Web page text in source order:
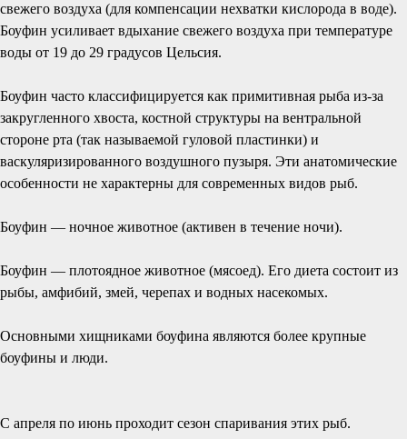
свежего воздуха (для компенсации нехватки кислорода в воде).
Боуфин усиливает вдыхание свежего воздуха при температуре
воды от 19 до 29 градусов Цельсия.
Боуфин часто классифицируется как примитивная рыба из-за
закругленного хвоста, костной структуры на вентральной
стороне рта (так называемой гуловой пластинки) и
васкуляризированного воздушного пузыря. Эти анатомические
особенности не характерны для современных видов рыб.
Боуфин — ночное животное (активен в течение ночи).
Боуфин — плотоядное животное (мясоед). Его диета состоит из
рыбы, амфибий, змей, черепах и водных насекомых.
Основными хищниками боуфина являются более крупные
боуфины и люди.
С апреля по июнь проходит сезон спаривания этих рыб.